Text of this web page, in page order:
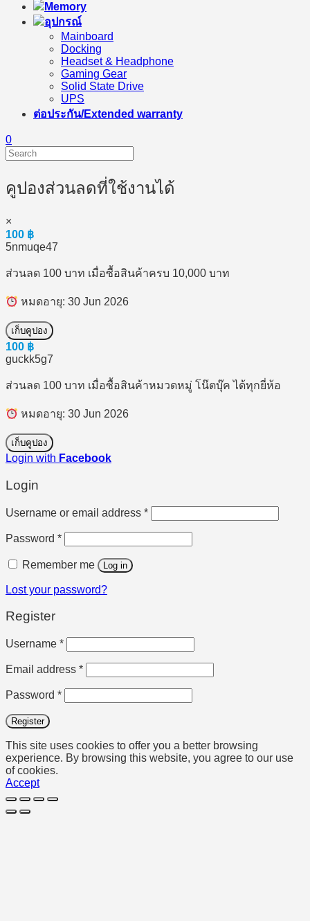
Memory
อุปกรณ์
Mainboard
Docking
Headset & Headphone
Gaming Gear
Solid State Drive
UPS
ต่อประกัน/Extended warranty
0
คูปองส่วนลดที่ใช้งานได้
×
100 ฿
5nmuqe47
ส่วนลด 100 บาท เมื่อซื้อสินค้าครบ 10,000 บาท
หมดอายุ: 30 Jun 2026
เก็บคูปอง
100 ฿
guckk5g7
ส่วนลด 100 บาท เมื่อซื้อสินค้าหมวดหมู่ โน๊ตบุ๊ค ได้ทุกยี่ห้อ
หมดอายุ: 30 Jun 2026
เก็บคูปอง
Login with Facebook
Login
Username or email address *Required
Password *Required
Remember me Log in
Lost your password?
Register
Username *Required
Email address *Required
Password *Required
Register
This site uses cookies to offer you a better browsing
experience. By browsing this website, you agree to our use
of cookies.
Accept